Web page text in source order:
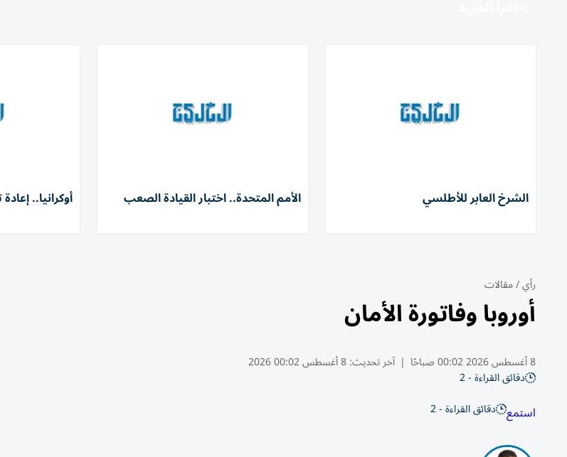
الشرخ العابر للأطلسي الأمم المتحدة.. اختبار القيادة الصعب أوكرانيا..
رأي/مقالات
أوروبا وفاتورة الأمان
8 أغسطس 2026 00:02 صباحًا | آخر تحديث:8 أغسطس 00:02 2026
دقائق القراءة - 2
استمع دقائق القراءة - 2